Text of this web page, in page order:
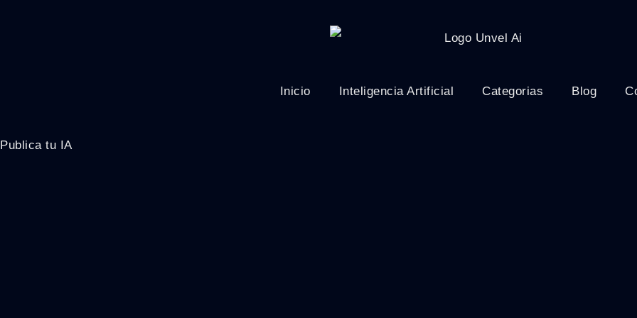
Inicio Inteligencia Artificial Categorias Blog
Publica tu IA